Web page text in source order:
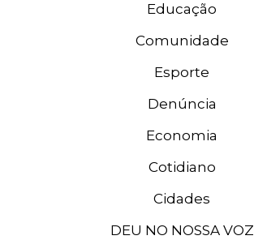
Educação
Comunidade
Esporte
Denúncia
Economia
Cotidiano
Cidades
DEU NO NOSSA VOZ